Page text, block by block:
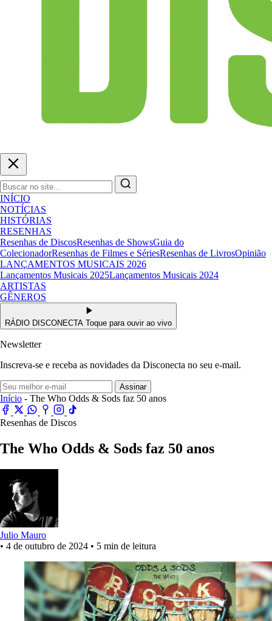
INÍCIO
NOTÍCIAS
HISTÓRIAS
RESENHAS
Resenhas de DiscosResenhas de ShowsGuia do
ColecionadorResenhas de Filmes e SériesResenhas de LivrosOpinião
LANÇAMENTOS MUSICAIS 2026
Lançamentos Musicais 2025Lançamentos Musicais 2024
ARTISTAS
GÊNEROS
RÁDIO DISCONECTA Toque para ouvir ao vivo
Newsletter
Inscreva-se e receba as novidades da Disconecta no seu e-mail.
Assinar
Início - The Who Odds & Sods faz 50 anos
Resenhas de Discos
The Who Odds & Sods faz 50 anos
Julio Mauro
• 4 de outubro de 2024 • 5 min de leitura